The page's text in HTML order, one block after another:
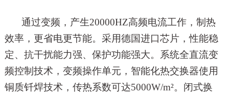
通过变频，产生20000HZ高频电流工作，制热
效率，更省电更节能。采用德国进口芯片，性能稳
定、抗干扰能力强、 保护功能强大。系统全直流变
频控制技术，变频操作单元，智能化热交换器使用
铜质钎焊技术，传热系数可达5000W/m²。闭式换